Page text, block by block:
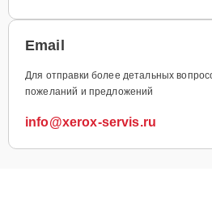
Email
Для отправки более детальных
пожеланий и предложений
info@xerox-servis.ru